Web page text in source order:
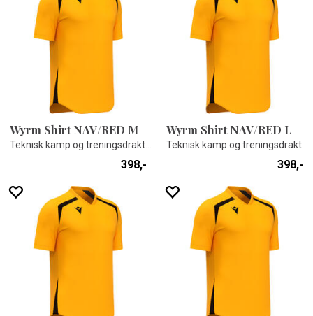
Wyrm Shirt NAV/RED M
398,-
Wyrm Shirt NAV/RED L
398,-